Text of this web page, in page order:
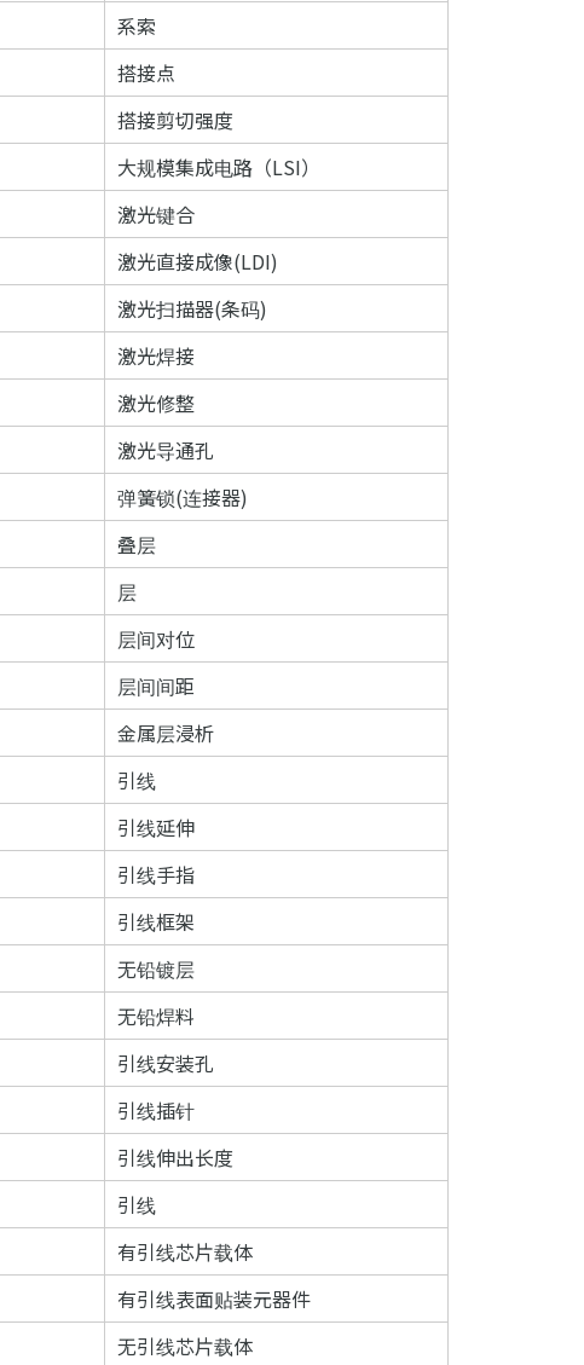
系索
搭接点
搭接剪切强度
大规模集成电路（LSI）
激光键合
激光直接成像(LDI)
激光扫描器(条码)
激光焊接
激光修整
激光导通孔
弹簧锁(连接器)
叠层
层
层间对位
层间间距
金属层浸析
引线
引线延伸
引线手指
引线框架
无铅镀层
无铅焊料
引线安装孔
引线插针
引线伸出长度
引线
有引线芯片载体
有引线表面贴装元器件
无引线芯片载体